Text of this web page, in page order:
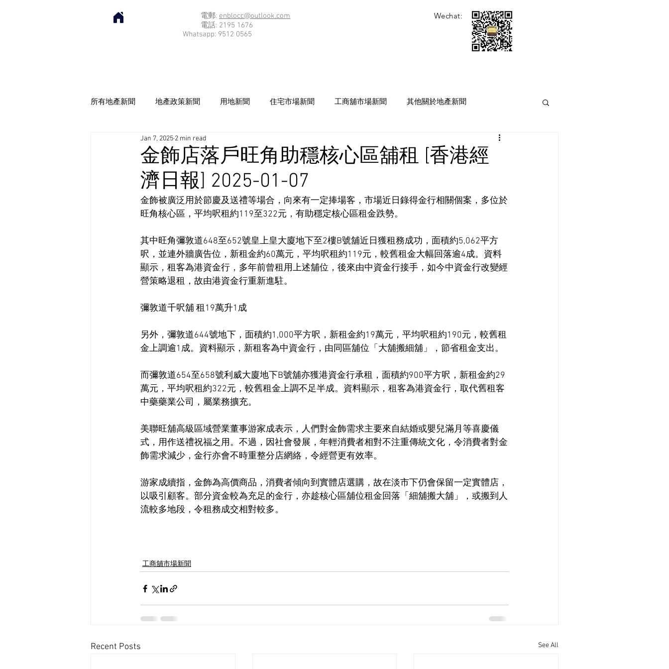
電郵: enblocc@outlook.com
電話: 2195 1676
Whatsapp: 9512 0565
Wechat:
所有地產新聞 地產政策新聞 用地新聞 住宅市場新聞 工商舖市場新聞 其他關於地產新聞
金飾店落戶旺角助穩核心區舖租 [香港經
濟日報] 2025-01-07
Jan 7, 2025 2 min read
金飾被廣泛用於節慶及送禮等場合，向來有一定捧場客，市場近日錄得金行相關個案，多位於
旺角核心區，平均呎租約119至322元，有助穩定核心區租金跌勢。
其中旺角彌敦道648至652號皇上皇大廈地下至2樓B號舖近日獲租務成功，面積約5,062平方
呎，並連外牆廣告位，新租金約60萬元，平均呎租約119元，較舊租金大幅回落逾4成。資料
顯示，租客為港資金行，多年前曾租用上述舖位，後來由中資金行接手，如今中資金行改變經
營策略退租，故由港資金行重新進駐。
彌敦道千呎舖 租19萬升1成
另外，彌敦道644號地下，面積約1,000平方呎，新租金約19萬元，平均呎租約190元，較舊租
金上調逾1成。資料顯示，新租客為中資金行，由同區舖位「大舖搬細舖」，節省租金支出。
而彌敦道654至658號利威大廈地下B號舖亦獲港資金行承租，面積約900平方呎，新租金約29
萬元，平均呎租約322元，較舊租金上調不足半成。資料顯示，租客為港資金行，取代舊租客
中藥藥業公司，屬業務擴充。
美聯旺舖高級區域營業董事游家成表示，人們對金飾需求主要來自結婚或嬰兒滿月等喜慶儀
式，用作送禮祝福之用。不過，因社會發展，年輕消費者相對不注重傳統文化，令消費者對金
飾需求減少，金行亦會不時重整分店網絡，令經營更有效率。
游家成續指，金飾為高價商品，消費者傾向到實體店選購，故在淡市下仍會保留一定實體店，
以吸引顧客。部分資金較為充足的金行，亦趁核心區舖位租金回落「細舖搬大舖」，或搬到人
流較多地段，令租務成交相對較多。
工商舖市場新聞
Recent Posts See All